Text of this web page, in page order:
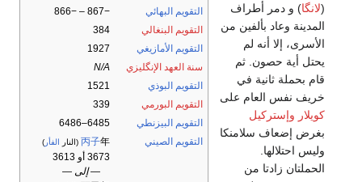
التقويم البهائي
−867 – −866
التقويم البنغالي
384
التقويم الأمازيغي
1927
سنة العهد الإنگليزي
N/A
التقويم البوذي
1521
التقويم البورمي
339
التقويم البيزنطي
6485–6486
التقويم الصيني
丙子年 (النار الفأر )
3673 أو 3613
— إلى —
(لانگا) و دمر أطراف
المدينة وعاد بألفين من
الأسرى، إلا أنه لم
يحتل أية حصون. ثم
قام بحملة ثانية في
خريف نفس العام على
كويلار وإستركيل
بغرض إضعاف سلامنكا
وليس احتلالها.
الحملتان زادتا من